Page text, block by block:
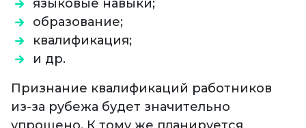
языковые навыки;
образование;
квалификация;
и др.
Признание квалификаций работников
из-за рубежа будет значительно